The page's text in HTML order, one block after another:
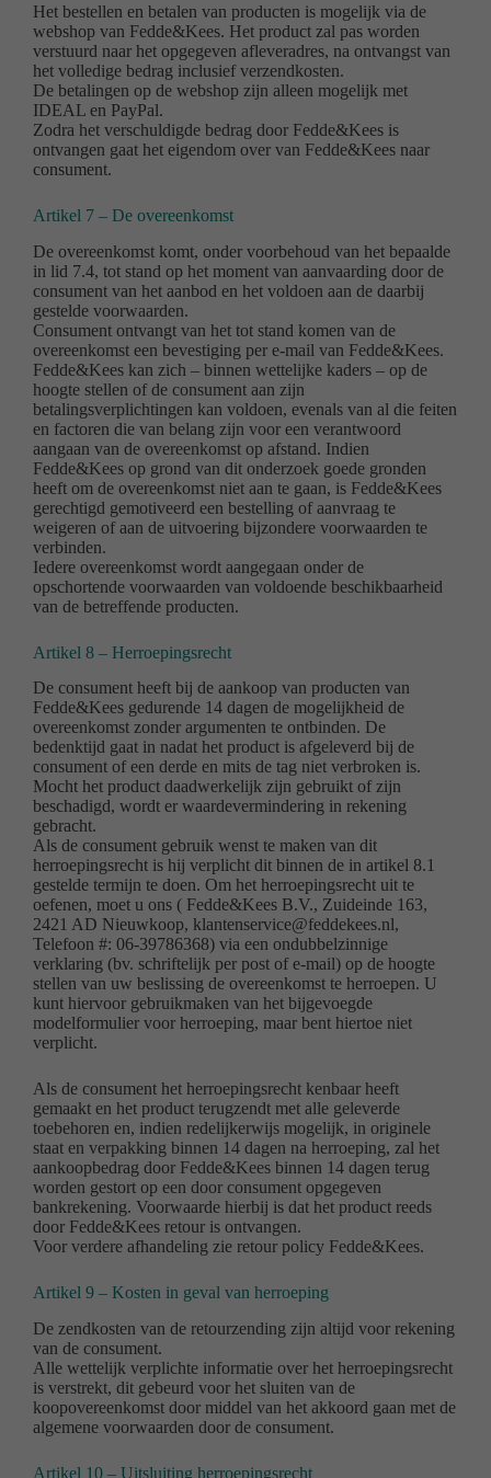
Het bestellen en betalen van producten is mogelijk via de
webshop van Fedde&Kees. Het product zal pas worden
verstuurd naar het opgegeven afleveradres, na ontvangst van
het volledige bedrag inclusief verzendkosten.
De betalingen op de webshop zijn alleen mogelijk met
IDEAL en PayPal.
Zodra het verschuldigde bedrag door Fedde&Kees is
ontvangen gaat het eigendom over van Fedde&Kees naar
consument.
Artikel 7 – De overeenkomst
De overeenkomst komt, onder voorbehoud van het bepaalde
in lid 7.4, tot stand op het moment van aanvaarding door de
consument van het aanbod en het voldoen aan de daarbij
gestelde voorwaarden.
Consument ontvangt van het tot stand komen van de
overeenkomst een bevestiging per e-mail van Fedde&Kees.
Fedde&Kees kan zich – binnen wettelijke kaders – op de
hoogte stellen of de consument aan zijn
betalingsverplichtingen kan voldoen, evenals van al die feiten
en factoren die van belang zijn voor een verantwoord
aangaan van de overeenkomst op afstand. Indien
Fedde&Kees op grond van dit onderzoek goede gronden
heeft om de overeenkomst niet aan te gaan, is Fedde&Kees
gerechtigd gemotiveerd een bestelling of aanvraag te
weigeren of aan de uitvoering bijzondere voorwaarden te
verbinden.
Iedere overeenkomst wordt aangegaan onder de
opschortende voorwaarden van voldoende beschikbaarheid
van de betreffende producten.
Artikel 8 – Herroepingsrecht
De consument heeft bij de aankoop van producten van
Fedde&Kees gedurende 14 dagen de mogelijkheid de
overeenkomst zonder argumenten te ontbinden. De
bedenktijd gaat in nadat het product is afgeleverd bij de
consument of een derde en mits de tag niet verbroken is.
Mocht het product daadwerkelijk zijn gebruikt of zijn
beschadigd, wordt er waardevermindering in rekening
gebracht.
Als de consument gebruik wenst te maken van dit
herroepingsrecht is hij verplicht dit binnen de in artikel 8.1
gestelde termijn te doen. Om het herroepingsrecht uit te
oefenen, moet u ons ( Fedde&Kees B.V., Zuideinde 163,
2421 AD Nieuwkoop, klantenservice@feddekees.nl,
Telefoon #: 06-39786368) via een ondubbelzinnige
verklaring (bv. schriftelijk per post of e-mail) op de hoogte
stellen van uw beslissing de overeenkomst te herroepen. U
kunt hiervoor gebruikmaken van het bijgevoegde
modelformulier voor herroeping, maar bent hiertoe niet
verplicht.
Als de consument het herroepingsrecht kenbaar heeft
gemaakt en het product terugzendt met alle geleverde
toebehoren en, indien redelijkerwijs mogelijk, in originele
staat en verpakking binnen 14 dagen na herroeping, zal het
aankoopbedrag door Fedde&Kees binnen 14 dagen terug
worden gestort op een door consument opgegeven
bankrekening. Voorwaarde hierbij is dat het product reeds
door Fedde&Kees retour is ontvangen.
Voor verdere afhandeling zie retour policy Fedde&Kees.
Artikel 9 – Kosten in geval van herroeping
De zendkosten van de retourzending zijn altijd voor rekening
van de consument.
Alle wettelijk verplichte informatie over het herroepingsrecht
is verstrekt, dit gebeurd voor het sluiten van de
koopovereenkomst door middel van het akkoord gaan met de
algemene voorwaarden door de consument.
Artikel 10 – Uitsluiting herroepingsrecht